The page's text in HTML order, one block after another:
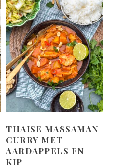
THAISE MASSAMAN
CURRY MET
AARDAPPELS EN
KIP